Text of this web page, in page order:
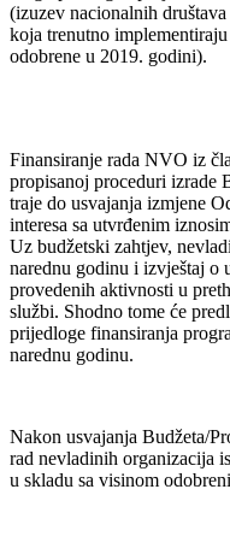
(izuzev nacionalnih
koja trenutno
odobrene u 2019. godini).
Finansiranje rada NVO iz
propisanoj proceduri izrade
traje do usvajanja izmjene
interesa sa utvrđenim
Uz budžetski zahtjev,
narednu godinu i izvještaj o
provedenih aktivnosti u
službi. Shodno tome će
prijedloge finansiranja
narednu godinu.
Nakon usvajanja Budžeta/
rad nevladinih organizacija
u skladu sa visinom